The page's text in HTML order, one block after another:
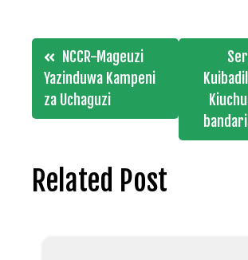
Post
navigation
NCCR-Mageuzi
Yazinduwa Kampeni
za Uchaguzi
Related Post